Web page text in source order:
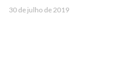
30 de julho de 2019